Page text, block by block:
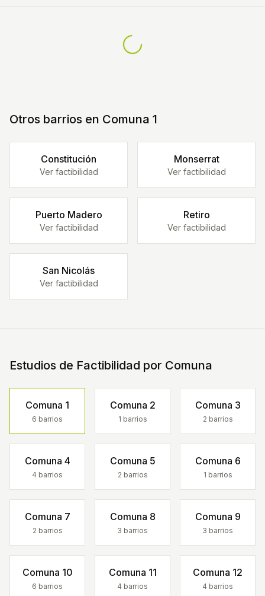
Otros barrios en Comuna 1
Constitución
Ver factibilidad
Monserrat
Ver factibilidad
Puerto Madero
Ver factibilidad
Retiro
Ver factibilidad
San Nicolás
Ver factibilidad
Estudios de Factibilidad por Comuna
Comuna 1
6 barrios
Comuna 2
1 barrios
Comuna 3
2 barrios
Comuna 4
4 barrios
Comuna 5
2 barrios
Comuna 6
1 barrios
Comuna 7
2 barrios
Comuna 8
3 barrios
Comuna 9
3 barrios
Comuna 10
6 barrios
Comuna 11
4 barrios
Comuna 12
4 barrios